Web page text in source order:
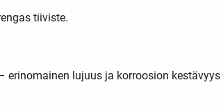
tiiviste.
erinomainen lujuus ja korroosion kestävyys